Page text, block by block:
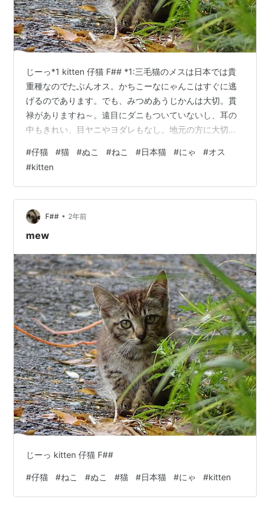
じーっ*1 kitten 仔猫 F## *1:三毛猫のメスは日本では貴
重種なのでたぶんオス。かちこーなにゃんこはすぐに逃
げるのであります。でも、みつめあうじかんは大切。貫
禄がありますね～。遠目にダニもついていないし、耳の
中もきれい、目ヤニやヨダレもなし。地元の方に大切に
らってるのかな？山手の農村部にいましたが、ほっこり
できました。
#仔猫 #猫 #ぬこ #ねこ #日本猫 #にゃ #オス
#kitten
F## • 2年前
mew
じーっ kitten 仔猫 F##
#仔猫 #ねこ #ぬこ #猫 #日本猫 #にゃ #kitten